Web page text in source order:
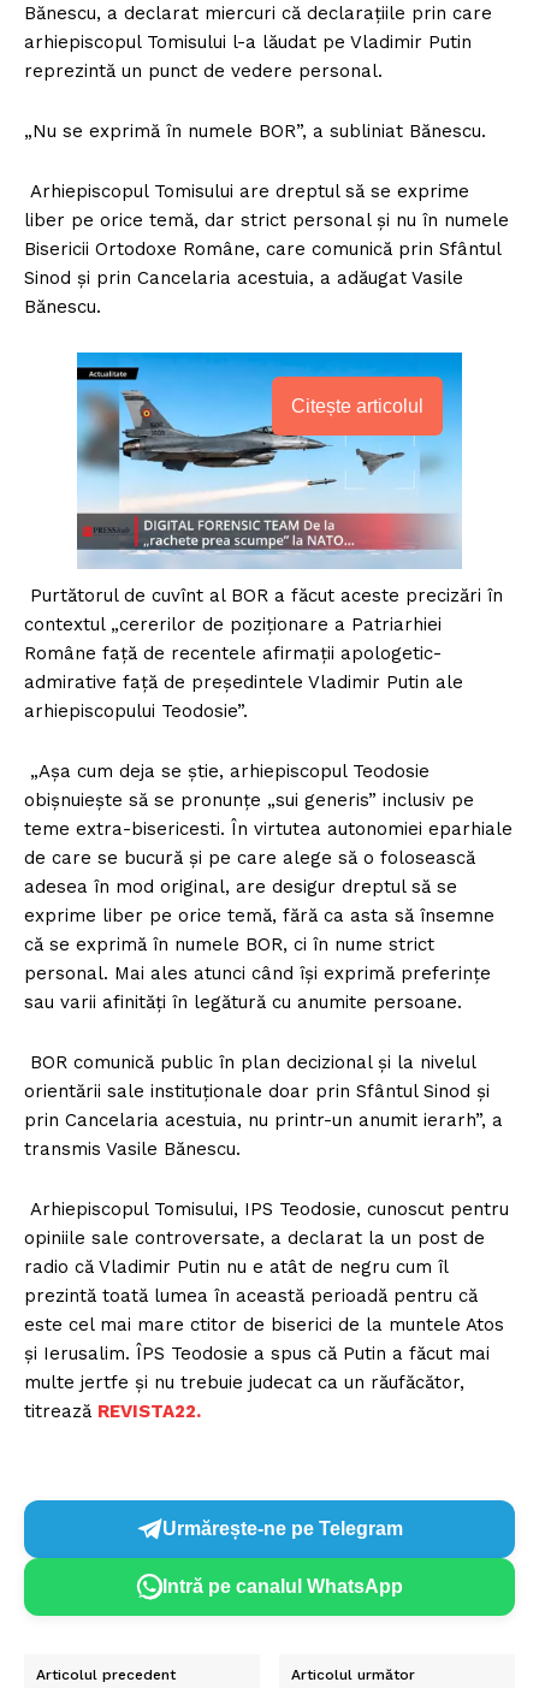
Bănescu, a declarat miercuri că declarațiile prin care
arhiepiscopul Tomisului l-a lăudat pe Vladimir Putin
reprezintă un punct de vedere personal.
„Nu se exprimă în numele BOR”, a subliniat Bănescu.
Arhiepiscopul Tomisului are dreptul să se exprime
liber pe orice temă, dar strict personal şi nu în numele
Bisericii Ortodoxe Române, care comunică prin Sfântul
Sinod şi prin Cancelaria acestuia, a adăugat Vasile
Bănescu.
Citește articolul
Purtătorul de cuvînt al BOR a făcut aceste precizări în
contextul „cererilor de poziţionare a Patriarhiei
Române faţă de recentele afirmaţii apologetic-
admirative faţă de preşedintele Vladimir Putin ale
arhiepiscopului Teodosie”.
„Așa cum deja se știe, arhiepiscopul Teodosie
obișnuiește să se pronunțe „sui generis” inclusiv pe
teme extra-bisericesti. În virtutea autonomiei eparhiale
de care se bucură și pe care alege să o folosească
adesea în mod original, are desigur dreptul să se
exprime liber pe orice temă, fără ca asta să însemne
că se exprimă în numele BOR, ci în nume strict
personal. Mai ales atunci când își exprimă preferințe
sau varii afinități în legătură cu anumite persoane.
BOR comunică public în plan decizional și la nivelul
orientării sale instituționale doar prin Sfântul Sinod și
prin Cancelaria acestuia, nu printr-un anumit ierarh”, a
transmis Vasile Bănescu.
Arhiepiscopul Tomisului, IPS Teodosie, cunoscut pentru
opiniile sale controversate, a declarat la un post de
radio că Vladimir Putin nu e atât de negru cum îl
prezintă toată lumea în această perioadă pentru că
este cel mai mare ctitor de biserici de la muntele Atos
şi Ierusalim. ÎPS Teodosie a spus că Putin a făcut mai
multe jertfe şi nu trebuie judecat ca un răufăcător,
titrează REVISTA22.
Urmărește-ne pe Telegram
Intră pe canalul WhatsApp
Articolul precedent Articolul următor